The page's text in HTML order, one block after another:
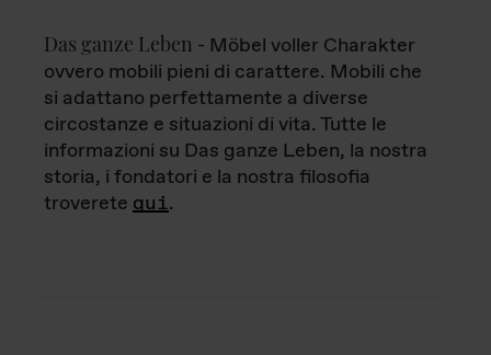
Das ganze Leben - Möbel voller Charakter
ovvero mobili pieni di carattere. Mobili che
si adattano perfettamente a diverse
circostanze e situazioni di vita. Tutte le
informazioni su Das ganze Leben, la nostra
storia, i fondatori e la nostra filosofia
troverete qui.